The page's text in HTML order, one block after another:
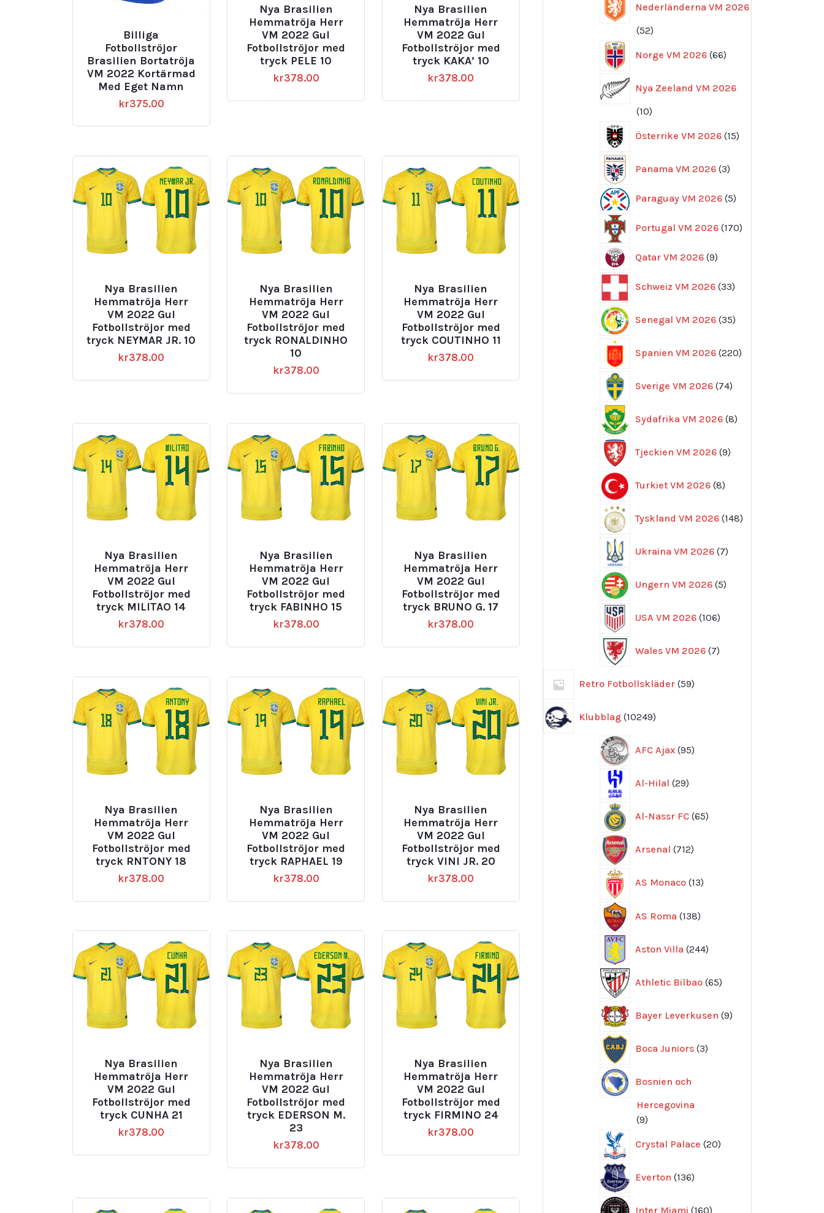
Billiga
Fotbollströjor
Brasilien Bortatröja
VM 2022 Kortärmad
Med Eget Namn
kr375.00
Nya Brasilien
Hemmatröja Herr
VM 2022 Gul
Fotbollströjor med
tryck PELE 10
kr378.00
Nya Brasilien
Hemmatröja Herr
VM 2022 Gul
Fotbollströjor med
tryck KAKA’ 10
kr378.00
Nya Brasilien
Hemmatröja Herr
VM 2022 Gul
Fotbollströjor med
tryck NEYMAR JR. 10
kr378.00
Nya Brasilien
Hemmatröja Herr
VM 2022 Gul
Fotbollströjor med
tryck RONALDINHO
10
kr378.00
Nya Brasilien
Hemmatröja Herr
VM 2022 Gul
Fotbollströjor med
tryck COUTINHO 11
kr378.00
Nya Brasilien
Hemmatröja Herr
VM 2022 Gul
Fotbollströjor med
tryck MILITAO 14
kr378.00
Nya Brasilien
Hemmatröja Herr
VM 2022 Gul
Fotbollströjor med
tryck FABINHO 15
kr378.00
Nya Brasilien
Hemmatröja Herr
VM 2022 Gul
Fotbollströjor med
tryck BRUNO G. 17
kr378.00
Nya Brasilien
Hemmatröja Herr
VM 2022 Gul
Fotbollströjor med
tryck RNTONY 18
kr378.00
Nya Brasilien
Hemmatröja Herr
VM 2022 Gul
Fotbollströjor med
tryck RAPHAEL 19
kr378.00
Nya Brasilien
Hemmatröja Herr
VM 2022 Gul
Fotbollströjor med
tryck VINI JR. 20
kr378.00
Nya Brasilien
Hemmatröja Herr
VM 2022 Gul
Fotbollströjor med
tryck CUNHA 21
kr378.00
Nya Brasilien
Hemmatröja Herr
VM 2022 Gul
Fotbollströjor med
tryck EDERSON M.
23
kr378.00
Nya Brasilien
Hemmatröja Herr
VM 2022 Gul
Fotbollströjor med
tryck FIRMINO 24
kr378.00
Nederländerna VM 2026
5252
Norge VM 2026 66
produkter
Nya Zeeland VM 2026
1010
Österrike VM 2026 15
produkter
Panama VM 2026 3
produkter
Paraguay VM 2026 55
Portugal VM 2026 170
produkter
Qatar VM 2026 99
Schweiz VM 2026 33
produkter
Senegal VM 2026 35
produkter
Spanien VM 2026 220
produkter
Sverige VM 2026 74
produkter
Sydafrika VM 2026 8
produkter
Tjeckien VM 2026 9
produkter
Turkiet VM 2026 8
produkter
Tyskland VM 2026 148
produkter
Ukraina VM 2026 7
produkter
Ungern VM 2026 5
produkter
USA VM 2026 106
produkter
Wales VM 2026 7
produkter
Retro Fotbollskläder 59
produkter
Klubblag 10249
produkter
AFC Ajax 95
produkter
Al-Hilal 29
produkter
Al-Nassr FC 65
produkter
Arsenal 712
produkter
AS Monaco 13
produkter
AS Roma 138
produkter
Aston Villa 244
produkter
Athletic Bilbao 65
produkter
Bayer Leverkusen 9
produkter
Boca Juniors 3
produkter
Bosnien och
Hercegovina
99
Crystal Palace 20
produkter
Everton 136
produkter
Inter Miami 160